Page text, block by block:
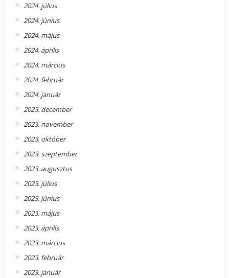
2024. július
2024. június
2024. május
2024. április
2024. március
2024. február
2024. január
2023. december
2023. november
2023. október
2023. szeptember
2023. augusztus
2023. július
2023. június
2023. május
2023. április
2023. március
2023. február
2023. január